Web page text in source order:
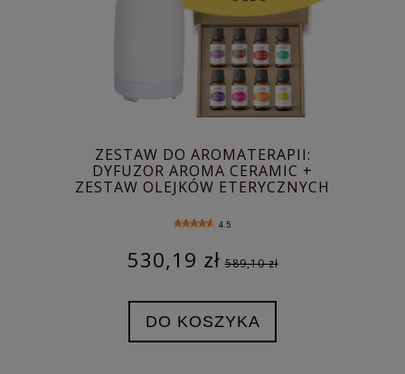
ZESTAW DO AROMATERAPII:
DYFUZOR AROMA CERAMIC +
ZESTAW OLEJKÓW ETERYCZNYCH
4.5
530,19 zł 589,10 zł
DO KOSZYKA